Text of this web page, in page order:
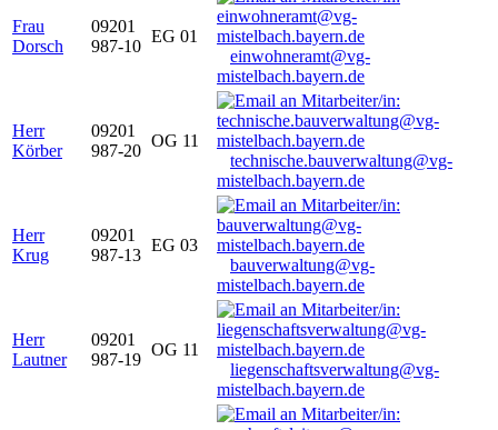
Frau
Dorsch
09201
987-10
EG 01
einwohneramt@vg-
mistelbach.bayern.de
Herr
Körber
09201
987-20
OG 11
technische.bauverwaltung@vg-
mistelbach.bayern.de
Herr
Krug
09201
987-13
EG 03
bauverwaltung@vg-
mistelbach.bayern.de
Herr
Lautner
09201
987-19
OG 11
liegenschaftsverwaltung@vg-
mistelbach.bayern.de